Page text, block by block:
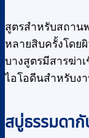
สูตรสำหรับสถาน
หลายสิบครั้งโดย
บางสูตรมีสารฆ่า
ไอโอดีนสำหรับง
สบู่ธรรมดากั